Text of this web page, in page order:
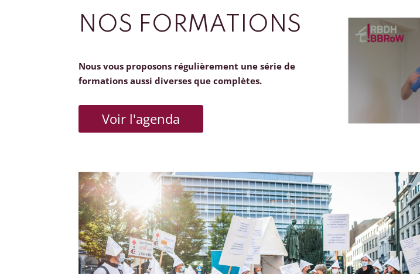
NOS FORMATIONS
Nous vous proposons régulièrement une série de
formations aussi diverses que complètes.
Voir l'agenda